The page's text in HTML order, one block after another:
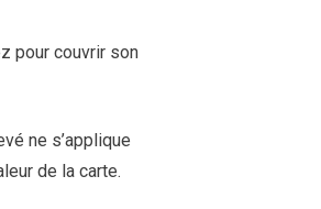
pour couvrir son
ne s’applique
de la carte.